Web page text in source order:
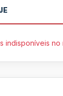
indisponíveis no